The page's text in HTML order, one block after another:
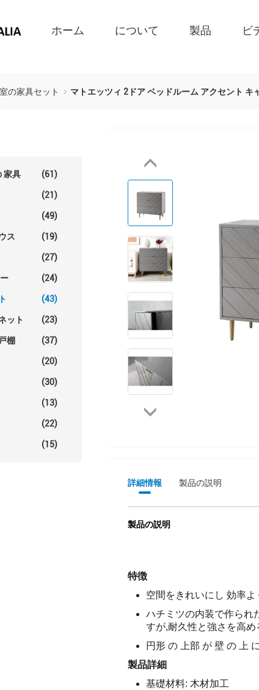
ホーム について 製品 ビ
の家具セット マトエッツィ 2ドア ベッドルーム アクセント キ
家具 (61)
(21)
(49)
ス (19)
(27)
(24)
(43)
ット (23)
棚 (37)
(20)
(30)
(13)
(22)
(15)
詳細情報 製品の説明
製品の説明
特徴
空間をきれいにし 効率
ハチミツの内装で作られ
すが,耐久性と強さを高め
円形 の 上部 が 壁 の 上
製品詳細
基礎材料: 木材加工